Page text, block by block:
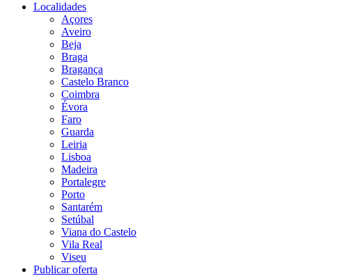
Localidades
Açores
Aveiro
Beja
Braga
Bragança
Castelo Branco
Coimbra
Évora
Faro
Guarda
Leiria
Lisboa
Madeira
Portalegre
Porto
Santarém
Setúbal
Viana do Castelo
Vila Real
Viseu
Publicar oferta